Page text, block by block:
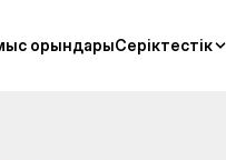
орындарыСеріктестік
орындарыСеріктестік